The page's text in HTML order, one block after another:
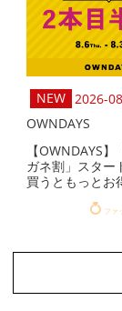
2026-
OWNDAYS
【OWNDAYS
ガネ割」スター
買うともっとお
ファ